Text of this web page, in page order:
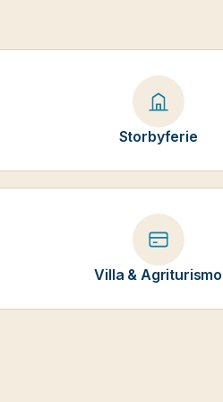
Storbyferie
Villa & Agriturismo